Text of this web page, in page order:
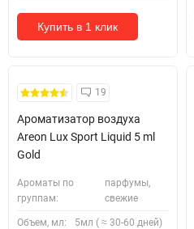
Купить в 1 клик
19
Ароматизатор воздуха
Areon Lux Sport Liquid 5 ml
Gold
Ароматы по
группам:
парфумы,
свежие
Объем, мл: 5мл ( ≈ 30-60 дней)